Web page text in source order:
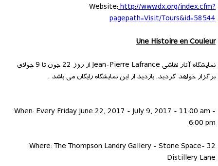
Website:http://www.dx.org/index.cfm?
pagepath=Visit/Tours&id=58544
Une Histoire en Couleur
نمایشگاه آثار نقاشی Jean-Pierre Lafrance از روز 22 جون تا 9 جولای
برگزار خواهد گردید. بازدید از این نمایشگاه رایگان می باشد .
When: Every Friday June 22, 2017 - July 9, 2017 - 11:00 am -
6:00 pm
Where: The Thompson Landry Gallery - Stone Space- 32
Distillery Lane